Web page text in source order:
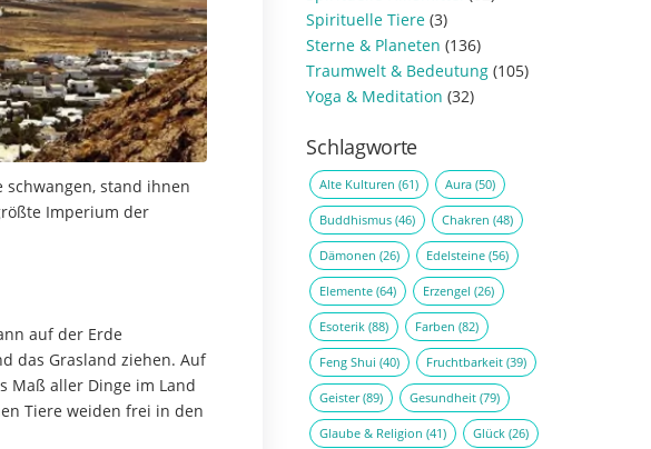
schwangen, stand ihnen
Imperium der
auf der Erde
das Grasland ziehen. Auf
Maß aller Dinge im Land
Tiere weiden frei in den
Spirituelle Tiere (3)
Sterne & Planeten (136)
Traumwelt & Bedeutung (105)
Yoga & Meditation (32)
Schlagworte
Alte Kulturen (61) Aura (50)
Buddhismus (46) Chakren (48)
Dämonen (26) Edelsteine (56)
Elemente (64) Erzengel (26)
Esoterik (88) Farben (82)
Feng Shui (40) Fruchtbarkeit (39)
Geister(89) Gesundheit (79)
Glaube & Religion (41) Glück (26)